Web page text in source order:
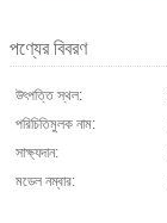
পণ্যের বিবরণ
উৎপত্তি স্থল:
পরিচিতিমুলক নাম:
সাক্ষ্যদান:
মডেল নম্বার: